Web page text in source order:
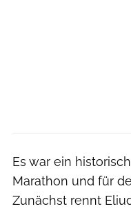
Es war ein
Marathon und für
Zunächst rennt